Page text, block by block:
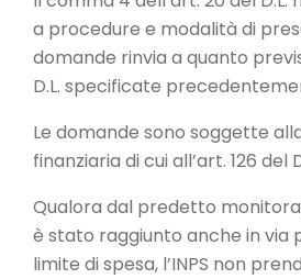
a procedure e modalità di
domande rinvia a quanto
D.L. specificate
Le domande sono soggette
finanziaria di cui all’art. 126 del
Qualora dal predetto
è stato raggiunto anche in via
limite di spesa, l’INPS non